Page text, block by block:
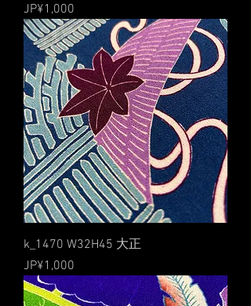
價格
JP¥1,000
k_1470 W32H45 大正
價格
JP¥1,000